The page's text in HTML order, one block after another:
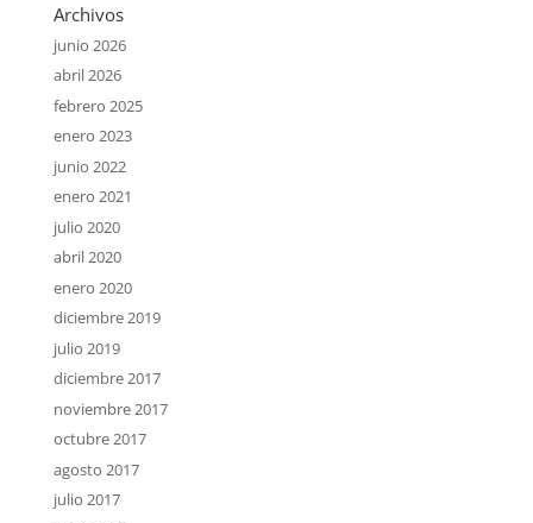
Archivos
junio 2026
abril 2026
febrero 2025
enero 2023
junio 2022
enero 2021
julio 2020
abril 2020
enero 2020
diciembre 2019
julio 2019
diciembre 2017
noviembre 2017
octubre 2017
agosto 2017
julio 2017